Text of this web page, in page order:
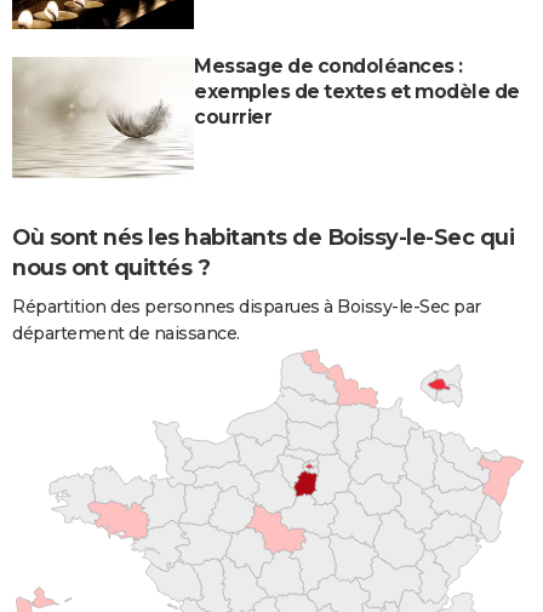
Message de condoléances :
exemples de textes et modèle de
courrier
Où sont nés les habitants de Boissy-le-Sec qui
nous ont quittés ?
Répartition des personnes disparues à Boissy-le-Sec par
département de naissance.